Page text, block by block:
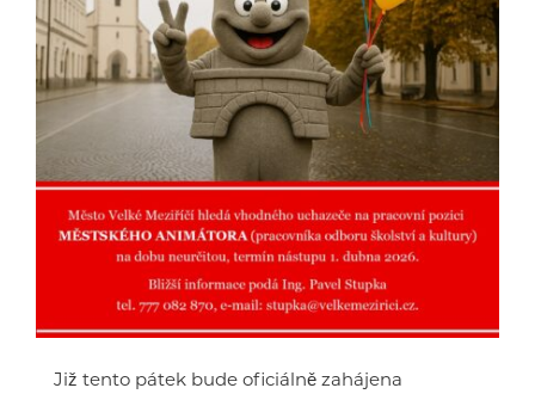
Již tento pátek bude oficiálně zahájena